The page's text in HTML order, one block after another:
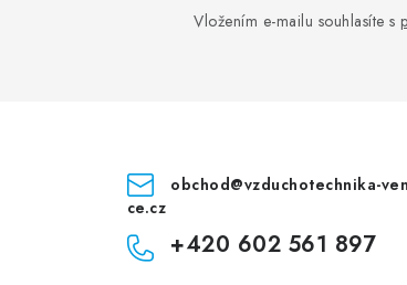
Vložením e-mailu souhlasíte s
obchod@vzduchotechnika-
ce.cz
+420 602 561 897